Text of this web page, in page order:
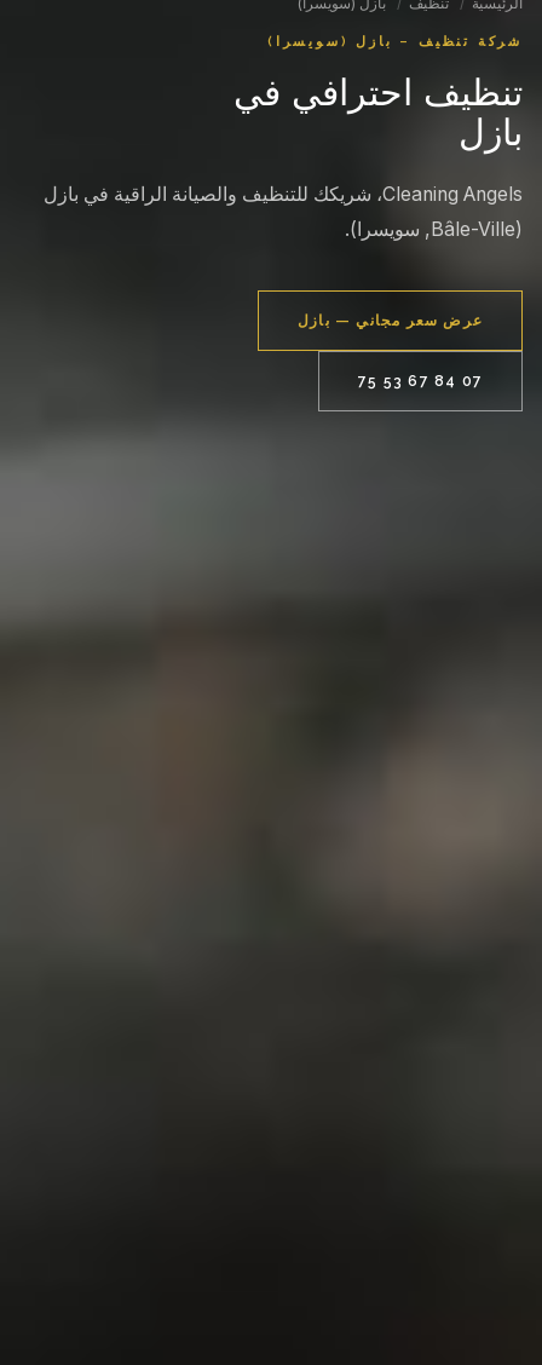
شركة تنظيف – بازل (سويسرا)
تنظيف احترافي في
بازل
Cleaning Angels، شريكك للتنظيف والصيانة الراقية في بازل
(Bâle-Ville, سويسرا).
عرض سعر مجاني — بازل
07 84 67 53 75